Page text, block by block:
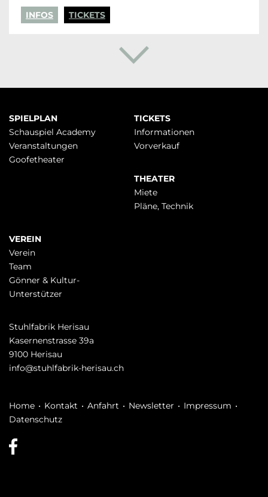
INFOS TICKETS
Navigation
überspringen
SPIELPLAN
Schauspiel Academy
Veranstaltungen
Goofetheater
TICKETS
Infor­mationen
Vorverkauf
THEATER
Miete
Pläne, Technik
VEREIN
Verein
Team
Gönner & Kultur-
Unterstützer
Stuhlfabrik Herisau
Kasernenstrasse 39a
9100 Herisau
info@stuhlfabrik-herisau.ch
Navigation
überspringen
Home Kontakt Anfahrt Newsletter
Impressum
Datenschutz